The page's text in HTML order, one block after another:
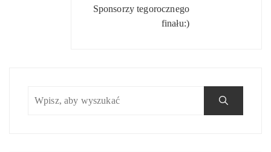
Sponsorzy tegorocznego
finału:)